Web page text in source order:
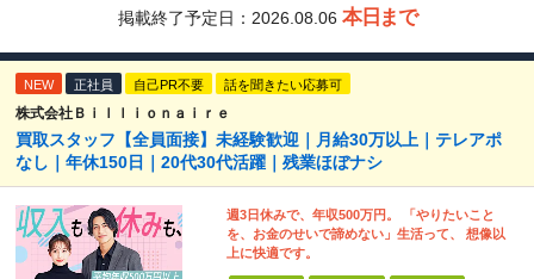
掲載終了予定日： 2026.08.06 本日まで
NEW 正社員 自己PR不要 話を聞きたい応募可
株式会社Ｂｉｌｌｉｏｎａｉｒｅ
買取スタッフ【全員面接】未経験歓迎｜月給30万以上｜テレアポ
なし｜年休150日｜20代30代活躍｜残業ほぼナシ
週3日休みで、年収500万円。 「やりたいこと
を、お金のせいで諦めない」生活って、 想像以
上に快適です。